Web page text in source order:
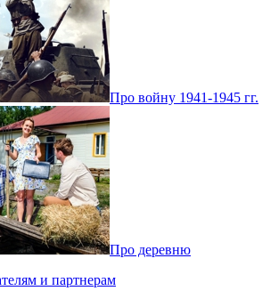
Про войну 1941-1945 гг.
Про деревню
и партнерам